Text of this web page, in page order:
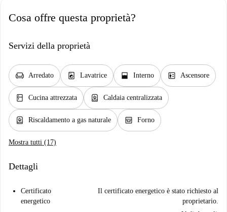
Cosa offre questa proprietà?
Servizi della proprietà
chair Arredato local_laundry_service Lavatrice window_open Interno elevator Ascensore
kitchen Cucina attrezzata water_heater Caldaia centralizzata
water_heater Riscaldamento a gas naturale oven_gen Forno
Mostra tutti (17)
Dettagli
Certificato
energetico
Il certificato energetico è stato richiesto al
proprietario.